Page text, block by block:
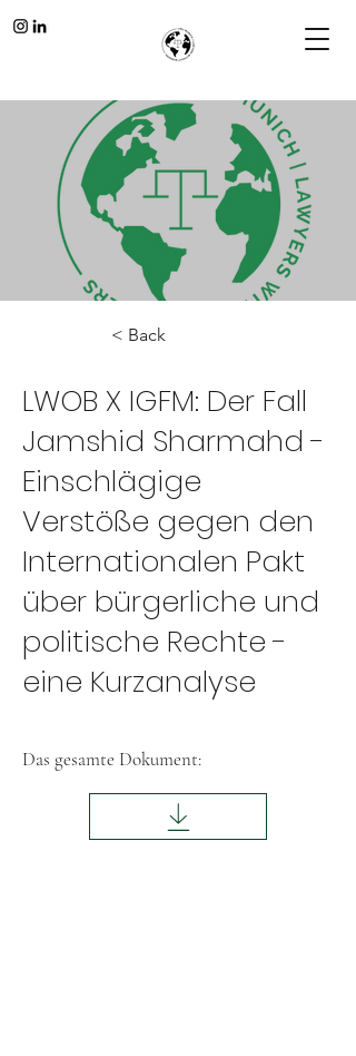
< Back
LWOB X IGFM: Der Fall
Jamshid Sharmahd -
Einschlägige
Verstöße gegen den
Internationalen Pakt
über bürgerliche und
politische Rechte -
eine Kurzanalyse
Das gesamte Dokument: